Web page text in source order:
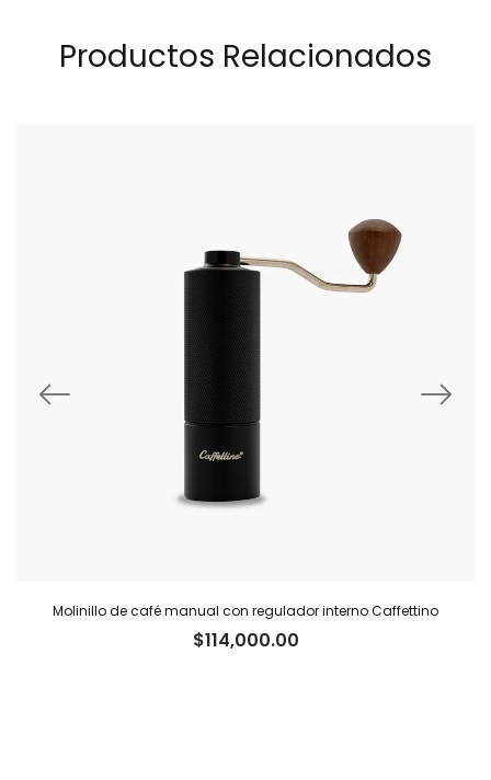
Productos Relacionados
Molinillo de café manual con regulador interno Caffettino
$114,000.00